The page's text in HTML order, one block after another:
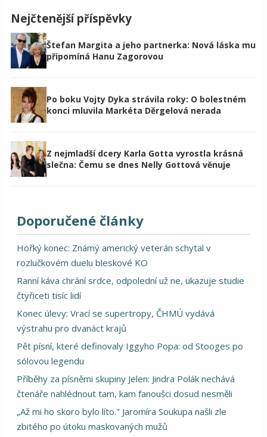
Nejčtenější příspěvky
Štefan Margita a jeho partnerka: Nová láska mu
připomíná Hanu Zagorovou
Po boku Vojty Dyka strávila roky: O bolestném
konci mluvila Markéta Děrgelová nerada
Z nejmladší dcery Karla Gotta vyrostla krásná
slečna: Čemu se dnes Nelly Gottová věnuje
Doporučené články
Hořký konec: Známý americký veterán schytal v
rozlučkovém duelu bleskové KO
Ranní káva chrání srdce, odpolední už ne, ukazuje studie
čtyřiceti tisíc lidí
Konec úlevy: Vrací se supertropy, ČHMÚ vydává
výstrahu pro dvanáct krajů
Pět písní, které definovaly Iggyho Popa: od Stooges po
sólovou legendu
Příběhy za písněmi skupiny Jelen: Jindra Polák nechává
čtenáře nahlédnout tam, kam fanoušci dosud nesměli
„Až mi ho skoro bylo líto." Jaromíra Soukupa našli zle
zbitého po útoku maskovaných mužů